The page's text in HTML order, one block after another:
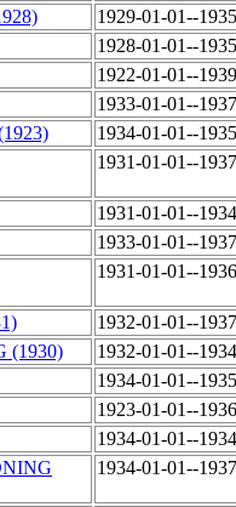
1929-01-01--
1928-01-01--
1922-01-01--
1933-01-01--
1934-01-01--
1931-01-01--
1931-01-01--
1933-01-01--
1931-01-01--
1932-01-01--
(1930)
1932-01-01--
1934-01-01--
1923-01-01--
1934-01-01--
1934-01-01--